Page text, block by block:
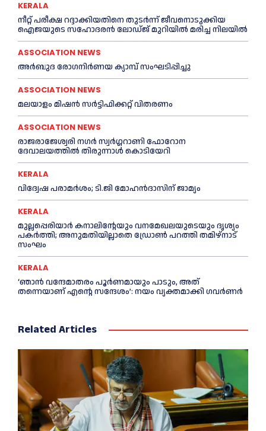
KERALA
നീറ്റ് പരീക്ഷ റദ്ദാക്കിയതിനെ തുടര്‍ന്ന് ജീവനൊടുക്കിയ
ഐജയുടെ സഹോദരന്‍ ലോഡ്ജ് മുറിയില്‍ മരിച്ച നിലയില്‍
ASSOCIATION NEWS
അര്‍ബുദ രോഗനിര്‍ണയ ക്യാമ്പ് സംഘടിപ്പിച്ചു
ASSOCIATION NEWS
മലയാളം മിഷൻ സർട്ടിഫിക്കറ്റ് വിതരണം
ASSOCIATION NEWS
രാജരാജേശ്വരി നഗർ സ്വർഗ്ഗറാണി ഫോറോന
ദേവാലയത്തിൽ തിരുന്നാൾ കൊടിയേറി
KERALA
വിദ്വേഷ പരാമര്‍ശം; ടി.ജി മോഹന്‍ദാസിന് ജാമ്യം
KERALA
മുല്ലപ്പെരിയാര്‍ കനാലിൻ്റേയും വനമേഖലയുടെയും ദൃശ്യം
പകര്‍ത്തി; അനുമതിയില്ലാതെ ഡ്രോണ്‍ പറത്തി തമിഴ്നാട്
സംഘം
KERALA
‘ഞാൻ വന്ദേമാതരം പൂര്‍ണമായും പാടും, അത്
തന്നെയാണ് എന്റെ സന്ദേശം’: നയം വ്യക്തമാക്കി ഗവര്‍ണര്‍
Related Articles